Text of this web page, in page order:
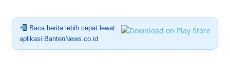
Baca berita lebih cepat lewat
aplikasi BantenNews.co.id